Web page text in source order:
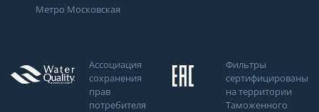
Метро Московская
Ассоциация
сохранения
прав
потребителя
Фильтры
сертифицированы
на территории
Таможенного